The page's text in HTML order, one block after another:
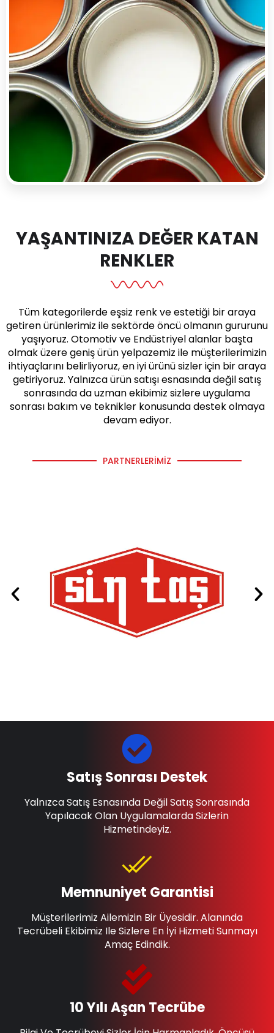
YAŞANTINIZA DEĞER KATAN
RENKLER
Tüm kategorilerde eşsiz renk ve estetiği bir araya
getiren ürünlerimiz ile sektörde öncü olmanın gururunu
yaşıyoruz. Otomotiv ve Endüstriyel alanlar başta
olmak üzere geniş ürün yelpazemiz ile müşterilerimizin
ihtiyaçlarını belirliyoruz, en iyi ürünü sizler için bir araya
getiriyoruz. Yalnızca ürün satışı esnasında değil satış
sonrasında da uzman ekibimiz sizlere uygulama
sonrası bakım ve teknikler konusunda destek olmaya
devam ediyor.
PARTNERLERIMIZ
10 Yılı Aşan Tecrübe
Memnuniyet Garantisi
Müşterilerimiz Ailemizin Bir Üyesidir. Alanında
Tecrübeli Ekibimiz Ile Sizlere En İyi Hizmeti Sunmayı
Amaç Edindik.
Satış Sonrası Destek
Yalnızca Satış Esnasında Değil Satış Sonrasında
Yapılacak Olan Uygulamalarda Sizlerin
Hizmetindeyiz.